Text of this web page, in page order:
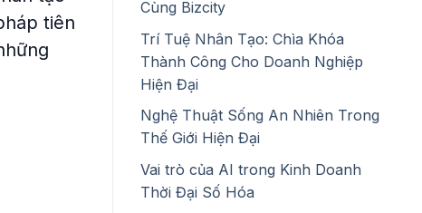
tiên
Cùng Bizcity
Trí Tuệ Nhân Tạo: Chìa Khóa
Thành Công Cho Doanh Nghiệp
Hiện Đại
Nghệ Thuật Sống An Nhiên Trong
Thế Giới Hiện Đại
Vai trò của AI trong Kinh Doanh
Thời Đại Số Hóa